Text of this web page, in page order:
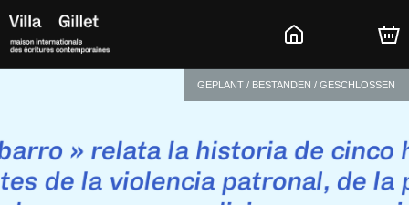
GEPLANT / BESTANDEN / GESCHLOSSEN